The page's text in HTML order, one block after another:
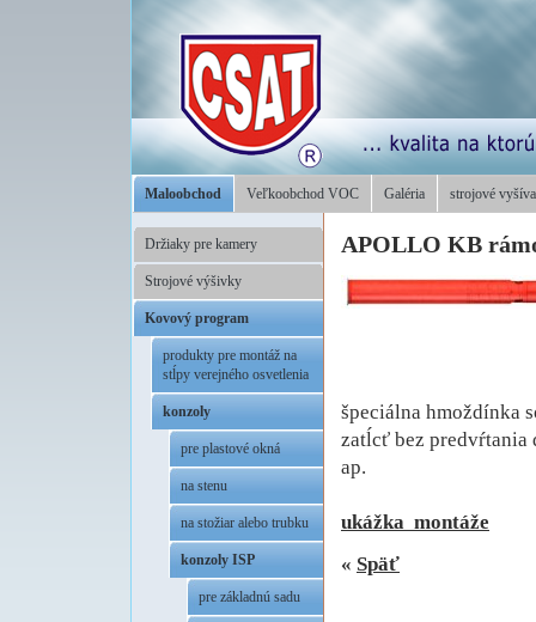
Maloobchod Veľkoobchod VOC Galéria strojové
Držiaky pre kamery
Strojové výšivky
Kovový program
produkty pre montáž na
stĺpy verejného osvetlenia
konzoly
pre plastové okná
na stenu
na stožiar alebo trubku
konzoly ISP
pre základnú sadu
APOLLO KB
špeciálna hmoždínka
zatĺcť bez predvŕtania
ap.
ukážka montáže
« Späť